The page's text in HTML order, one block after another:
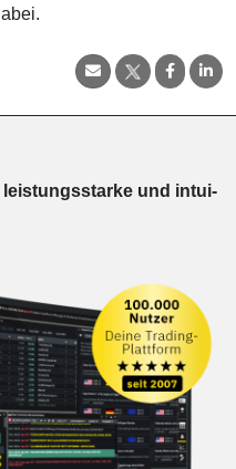
leis­tungs­star­ke und in­tui­